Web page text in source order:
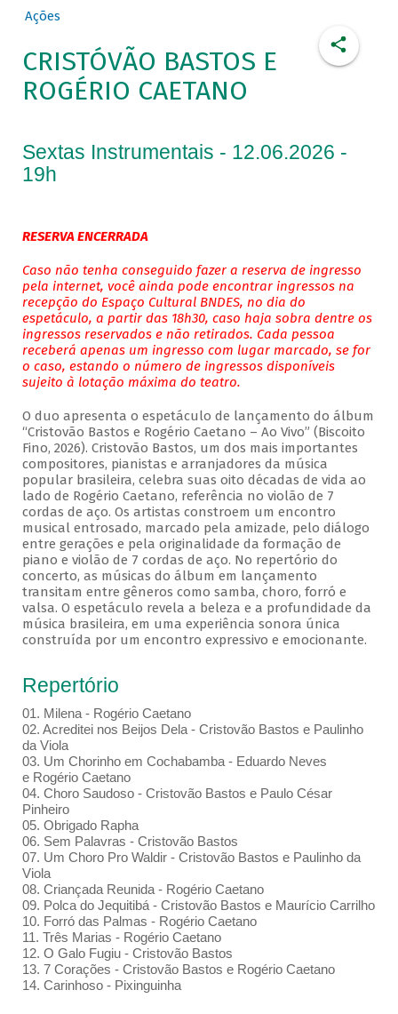
Ações
CRISTÓVÃO BASTOS E
ROGÉRIO CAETANO
Sextas Instrumentais - 12.06.2026 -
19h
RESERVA ENCERRADA
Caso não tenha conseguido fazer a reserva de ingresso
pela internet, você ainda pode encontrar ingressos na
recepção do Espaço Cultural BNDES, no dia do
espetáculo, a partir das 18h30, caso haja sobra dentre os
ingressos reservados e não retirados. Cada pessoa
receberá apenas um ingresso com lugar marcado, se for
o caso, estando o número de ingressos disponíveis
sujeito à lotação máxima do teatro.
O duo apresenta o espetáculo de lançamento do álbum
“Cristovão Bastos e Rogério Caetano – Ao Vivo” (Biscoito
Fino, 2026). Cristovão Bastos, um dos mais importantes
compositores, pianistas e arranjadores da música
popular brasileira, celebra suas oito décadas de vida ao
lado de Rogério Caetano, referência no violão de 7
cordas de aço. Os artistas constroem um encontro
musical entrosado, marcado pela amizade, pelo diálogo
entre gerações e pela originalidade da formação de
piano e violão de 7 cordas de aço. No repertório do
concerto, as músicas do álbum em lançamento
transitam entre gêneros como samba, choro, forró e
valsa. O espetáculo revela a beleza e a profundidade da
música brasileira, em uma experiência sonora única
construída por um encontro expressivo e emocionante.
Repertório
01. Milena - Rogério Caetano
02. Acreditei nos Beijos Dela - Cristovão Bastos e Paulinho
da Viola
03. Um Chorinho em Cochabamba - Eduardo Neves
e Rogério Caetano
04. Choro Saudoso - Cristovão Bastos e Paulo César
Pinheiro
05. Obrigado Rapha
06. Sem Palavras - Cristovão Bastos
07. Um Choro Pro Waldir - Cristovão Bastos e Paulinho da
Viola
08. Criançada Reunida - Rogério Caetano
09. Polca do Jequitibá - Cristovão Bastos e Maurício Carrilho
10. Forró das Palmas - Rogério Caetano
11. Três Marias - Rogério Caetano
12. O Galo Fugiu - Cristovão Bastos
13. 7 Corações - Cristovão Bastos e Rogério Caetano
14. Carinhoso - Pixinguinha